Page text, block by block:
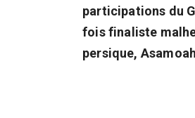
participations du
fois finaliste
persique,